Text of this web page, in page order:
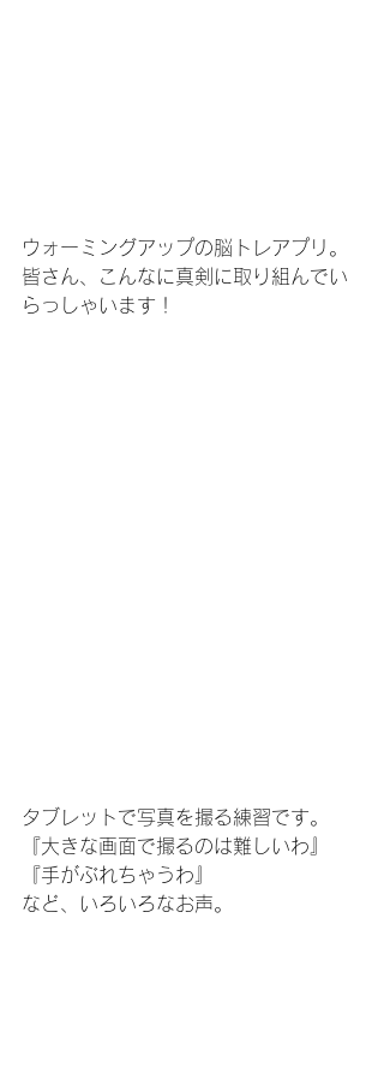
ウォーミングアップの脳トレアプリ。
皆さん、こんなに真剣に取り組んでい
らっしゃいます！
タブレットで写真を撮る練習です。
『大きな画面で撮るのは難しいわ』
『手がぶれちゃうわ』
など、いろいろなお声。